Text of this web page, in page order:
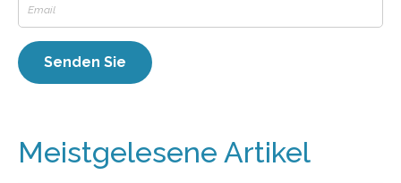
Meistgelesene Artikel